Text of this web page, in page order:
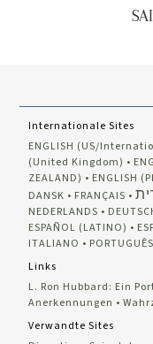
Internationale Sites
ENGLISH (US/
(United Kingdom)
ZEALAND)
ENGLISH
DANSK
FRANÇAIS
NEDERLANDS
ESPAÑOL (LATINO)
ITALIANO
PORTUGUÊS
Links
L. Ron Hubbard: Ein
Anerkennungen
Verwandte Sites